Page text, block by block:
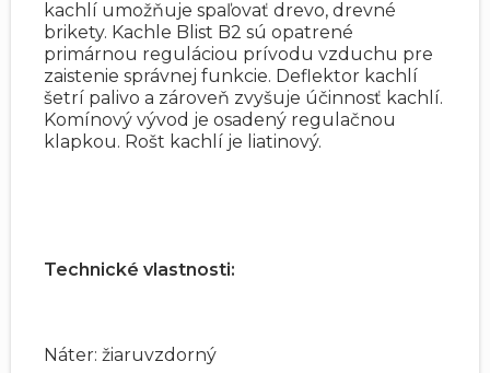
kachlí umožňuje spaľovať drevo, drevné
brikety. Kachle Blist B2 sú opatrené
primárnou reguláciou prívodu vzduchu pre
zaistenie správnej funkcie. Deflektor kachlí
šetrí palivo a zároveň zvyšuje účinnosť kachlí.
Komínový vývod je osadený regulačnou
klapkou. Rošt kachlí je liatinový.
Technické vlastnosti:
Náter: žiaruvzdorný